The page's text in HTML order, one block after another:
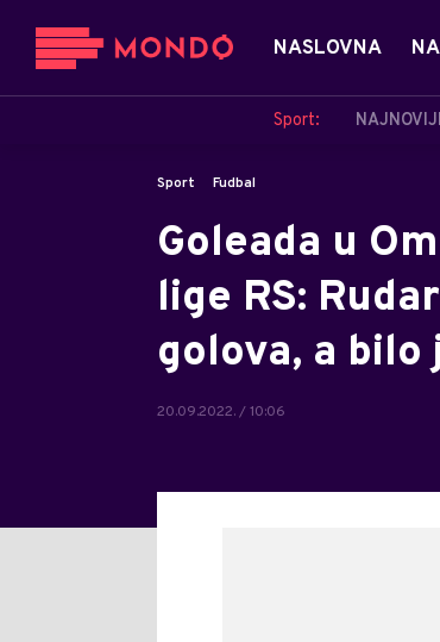
NASLOVNA
Sport:
Sport Fudbal
Goleada u
lige RS:
golova, a
20.09.2022. / 10:06